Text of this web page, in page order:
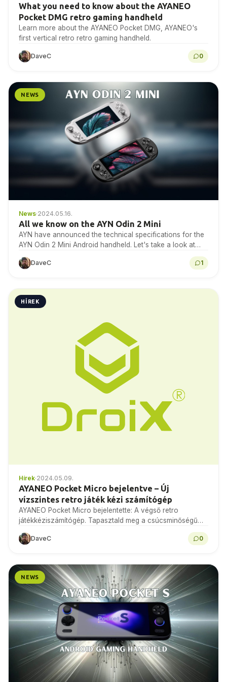
What you need to know about the AYANEO
Pocket DMG retro gaming handheld
Learn more about the AYANEO Pocket DMG, AYANEO's
first vertical retro retro gaming handheld.
DaveC 0
NEWS
News·2024.05.16.
All we know on the AYN Odin 2 Mini
AYN have announced the technical specifications for the
AYN Odin 2 Mini Android handheld. Let's take a look at
DaveC 1
HÍREK
Hírek·2024.05.09.
AYANEO Pocket Micro bejelentve – Új
vízszintes retro játék kézi számítógép
AYANEO Pocket Micro bejelentette: A végső retro
játékkéziszámítógép. Tapasztald meg a csúcsminőségű
kézműves munkát és a nosztalgikus dizájnt. A Remake
konferencián bemutatott készülék újradefiniálja…
DaveC 0
NEWS